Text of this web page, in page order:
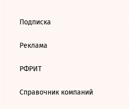
Подписка
Реклама
РФРИТ
Справочник компаний